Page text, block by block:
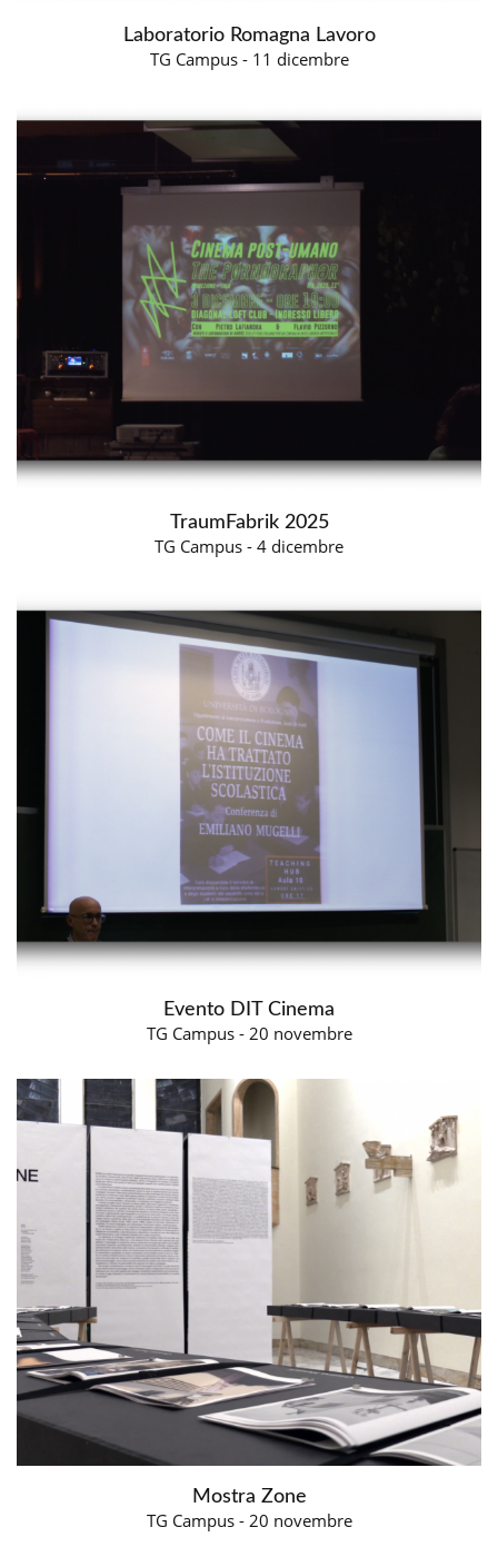
Laboratorio Romagna Lavoro
TG Campus - 11 dicembre
TraumFabrik 2025
TG Campus - 4 dicembre
Evento DIT Cinema
TG Campus - 20 novembre
Mostra Zone
TG Campus - 20 novembre